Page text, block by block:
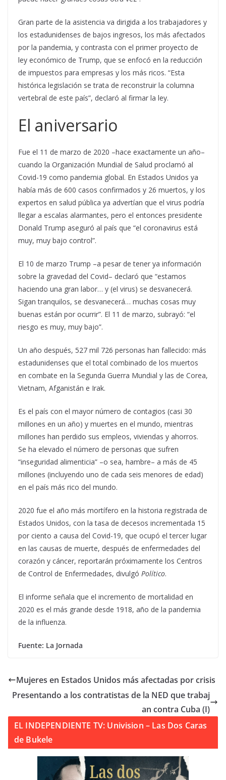
Gran parte de la asistencia va dirigida a los trabajadores y
los estadunidenses de bajos ingresos, los más afectados
por la pandemia, y contrasta con el primer proyecto de
ley económico de Trump, que se enfocó en la reducción
de impuestos para empresas y los más ricos. “Esta
histórica legislación se trata de reconstruir la columna
vertebral de este país”, declaró al firmar la ley.
El aniversario
Fue el 11 de marzo de 2020 –hace exactamente un año–
cuando la Organización Mundial de Salud proclamó al
Covid-19 como pandemia global. En Estados Unidos ya
había más de 600 casos confirmados y 26 muertos, y los
expertos en salud pública ya advertían que el virus podría
llegar a escalas alarmantes, pero el entonces presidente
Donald Trump aseguró al país que “el coronavirus está
muy, muy bajo control”.
El 10 de marzo Trump –a pesar de tener ya información
sobre la gravedad del Covid– declaró que “estamos
haciendo una gran labor… y (el virus) se desvanecerá.
Sigan tranquilos, se desvanecerá… muchas cosas muy
buenas están por ocurrir”. El 11 de marzo, subrayó: “el
riesgo es muy, muy bajo”.
Un año después, 527 mil 726 personas han fallecido: más
estadunidenses que el total combinado de los muertos
en combate en la Segunda Guerra Mundial y las de Corea,
Vietnam, Afganistán e Irak.
Es el país con el mayor número de contagios (casi 30
millones en un año) y muertes en el mundo, mientras
millones han perdido sus empleos, viviendas y ahorros.
Se ha elevado el número de personas que sufren
“inseguridad alimenticia” –o sea, hambre– a más de 45
millones (incluyendo uno de cada seis menores de edad)
en el país más rico del mundo.
2020 fue el año más mortífero en la historia registrada de
Estados Unidos, con la tasa de decesos incrementada 15
por ciento a causa del Covid-19, que ocupó el tercer lugar
en las causas de muerte, después de enfermedades del
corazón y cáncer, reportarán próximamente los Centros
de Control de Enfermedades, divulgó Político.
El informe señala que el incremento de mortalidad en
2020 es el más grande desde 1918, año de la pandemia
de la influenza.
Fuente: La Jornada
Mujeres en Estados Unidos más afectadas por crisis
Presentando a los contratistas de la NED que trabaj
an contra Cuba (I)
EL INDEPENDIENTE TV: Univision – Las Dos Caras
de Bukele